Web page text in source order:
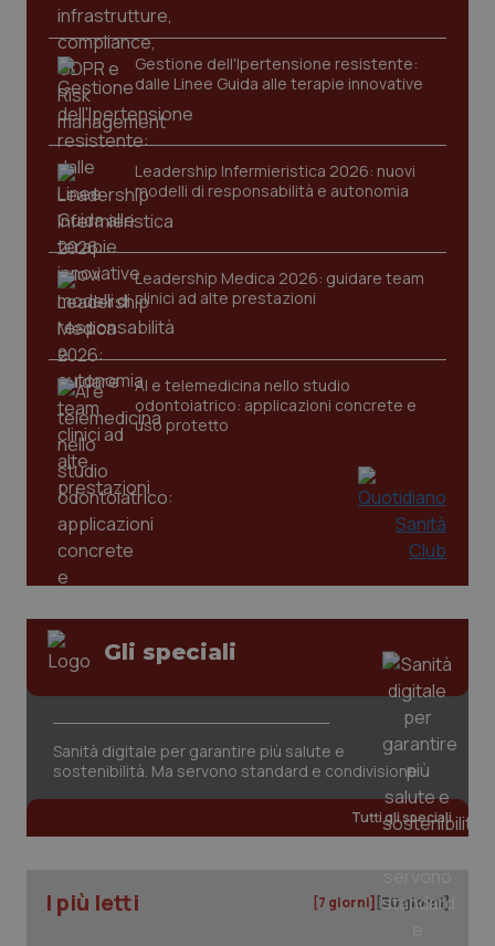
Gestione dell'Ipertensione resistente:
dalle Linee Guida alle terapie innovative
Leadership Infermieristica 2026: nuovi
modelli di responsabilità e autonomia
Leadership Medica 2026: guidare team
clinici ad alte prestazioni
AI e telemedicina nello studio
odontoiatrico: applicazioni concrete e
uso protetto
Gli speciali
Sanità digitale per garantire più salute e
sostenibilità. Ma servono standard e condivisione
Tutti gli speciali
I più letti [7 giorni] [30 giorni]
funzionare correttamente senza questi cookie.
Nome
VISITOR_PRIVACY_METADATA
YouTube
CookieScriptConsent
tracking-sites-ironfish-
www.quotidianosanita.it